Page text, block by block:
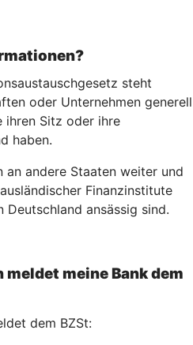
steht
oder Unternehmen generell
ihren Sitz oder ihre
haben.
an andere Staaten weiter und
Finanzinstitute
ansässig sind.
meine Bank dem
dem BZSt: